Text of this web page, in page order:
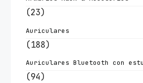
(23)
Auriculares
(188)
Auriculares Bluetooth con
(94)